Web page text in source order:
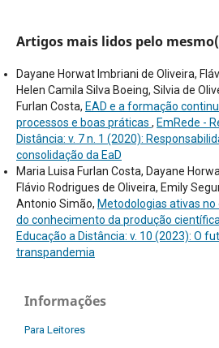
Artigos mais lidos pelo
Dayane Horwat Imbriani de Oliveira,
Helen Camila Silva Boeing, Silvia de
Furlan Costa, EAD e a formação
processos e boas práticas , EmRede -
Distância: v. 7 n. 1 (2020):
consolidação da EaD
Maria Luisa Furlan Costa, Dayane
Flávio Rodrigues de Oliveira, Emily
Antonio Simão, Metodologias ativas
do conhecimento da produção científica
Educação a Distância: v. 10 (2023): O
transpandemia
Informações
Para Leitores